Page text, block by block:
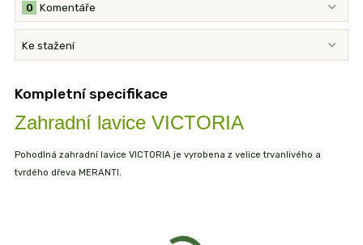
Komentáře
0
Ke stažení
Kompletní specifikace
Zahradní lavice VICTORIA
Pohodlná zahradní lavice VICTORIA je vyrobena z velice trvanlivého a
tvrdého dřeva MERANTI.